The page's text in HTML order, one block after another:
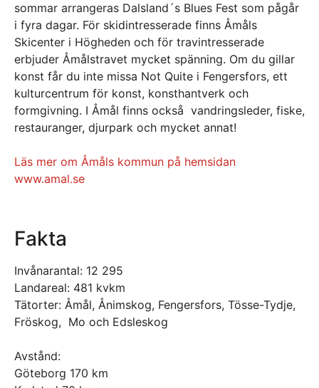
sommar arrangeras Dalsland´s Blues Fest som pågår
i fyra dagar. För skidintresserade finns Åmåls
Skicenter i Högheden och för travintresserade
erbjuder Åmålstravet mycket spänning. Om du gillar
konst får du inte missa Not Quite i Fengersfors, ett
kulturcentrum för konst, konsthantverk och
formgivning. I Åmål finns också vandringsleder, fiske,
restauranger, djurpark och mycket annat!
Läs mer om Åmåls kommun på hemsidan
www.amal.se
Fakta
Invånarantal: 12 295
Landareal: 481 kvkm
Tätorter: Åmål, Ånimskog, Fengersfors, Tösse-Tydje,
Fröskog, Mo och Edsleskog
Avstånd:
Göteborg 170 km